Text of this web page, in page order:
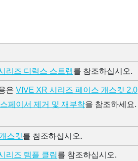
리즈 디럭스 스트랩를 참조하십시오.
은 VIVE XR 시리즈 페이스 개스킷 2.0
페이서 제거 및 재부착을 참조하세요.
스킷를 참조하십시오.
리즈 템플 클립를 참조하십시오.